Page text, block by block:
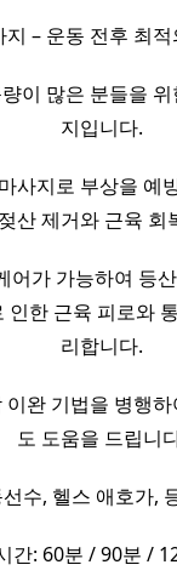
지 – 운동 전후 최
이 많은 분들을
지입니다.
사지로 부상을 예
산 제거와 근육 회
어가 가능하여 등
인한 근육 피로와
리합니다.
완 기법을 병행
도 도움을 드립니
수, 헬스 애호가,
간: 60분 / 90분 /